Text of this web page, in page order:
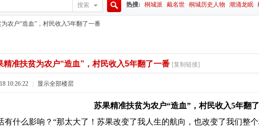
搜索
索
热搜: 桐城派 戴名世 桐城历史人物 潮涌龙眠
农户“造血”，村民收入5年翻了一番
精准扶贫为农户“造血”，村民收入5年翻了一番 [复制链接]
10:26:22 显示全部楼层
苏果精准扶贫为农户“造血”，村民收入5年翻
有什么影响？“那太大了！苏果改变了我人生的航向，也改变了我们整